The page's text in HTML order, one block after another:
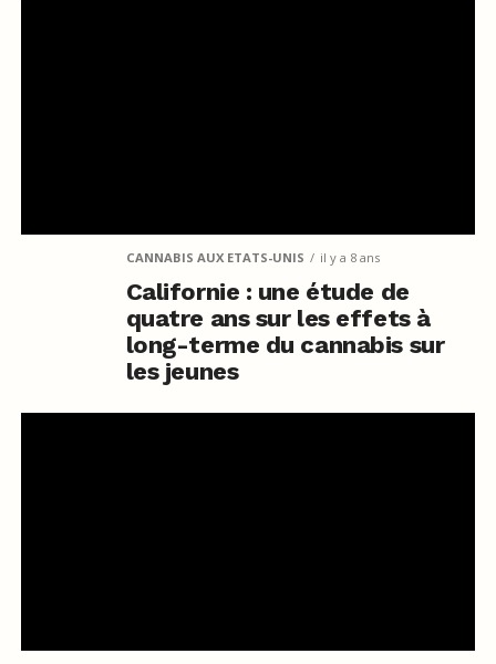
CANNABIS AUX ETATS-UNIS il y a 8 ans
Californie : une étude de
quatre ans sur les effets à
long-terme du cannabis sur
les jeunes